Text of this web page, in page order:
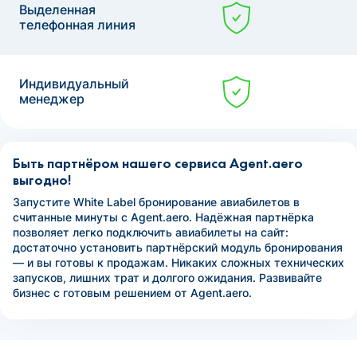
Выделенная
телефонная линия
Индивидуальный
менеджер
Быть партнёром нашего сервиса Agent.aero
выгодно!
Запустите White Label бронирование авиабилетов в
считанные минуты с Agent.aero. Надёжная партнёрка
позволяет легко подключить авиабилеты на сайт:
достаточно установить партнёрский модуль бронирования
— и вы готовы к продажам. Никаких сложных технических
запусков, лишних трат и долгого ожидания. Развивайте
бизнес с готовым решением от Agent.aero.